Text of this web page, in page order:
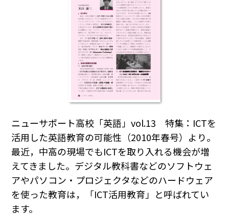
ニューサポート高校「英語」vol.13 特集：ICTを
活用した英語教育の可能性（2010年春号）より。
最近，中高の現場でもICTを取り入れる機会が増
えてきました。デジタル教科書などのソフトウェ
アやパソコン・プロジェクタなどのハードウェア
を使った教育は，「ICT活用教育」と呼ばれてい
ます。